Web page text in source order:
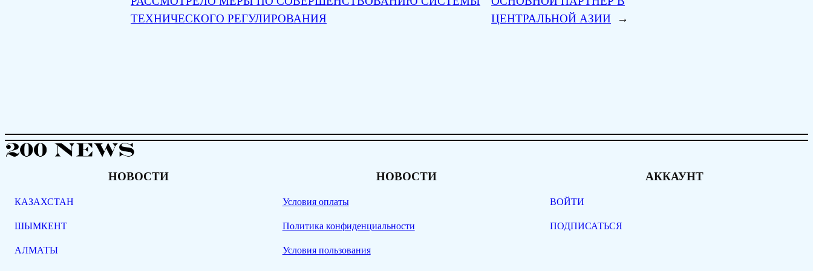
ТЕХНИЧЕСКОГО РЕГУЛИРОВАНИЯ
ЦЕНТРАЛЬНОЙ АЗИИ
→
НОВОСТИ
КАЗАХСТАН
ШЫМКЕНТ
АЛМАТЫ
НОВОСТИ
Условия оплаты
Политика конфиденциальности
Условия пользования
АККАУНТ
ВОЙТИ
ПОДПИСАТЬСЯ